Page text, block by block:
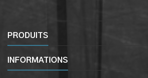
PRODUITS
INFORMATIONS